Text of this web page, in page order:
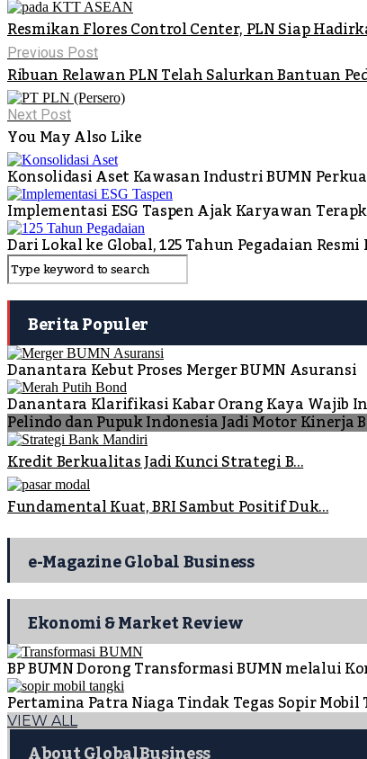
Resmikan Flores Control Center, PLN Siap
Previous Post
Ribuan Relawan PLN Telah Salurkan Bantuan
Next Post
You May Also Like
Konsolidasi Aset Kawasan Industri BUMN
Implementasi ESG Taspen Ajak Karyawan
Dari Lokal ke Global, 125 Tahun Pegadaian
Berita Populer
Danantara Kebut Proses Merger BUMN Asuransi
Danantara Klarifikasi Kabar Orang Kaya Wajib
Pelindo dan Pupuk Indonesia Jadi Motor Kinerja
Kredit Berkualitas Jadi Kunci Strategi B...
Fundamental Kuat, BRI Sambut Positif Duk...
e-Magazine Global Business
Ekonomi & Market Review
BP BUMN Dorong Transformasi BUMN melalui
Pertamina Patra Niaga Tindak Tegas Sopir
VIEW ALL